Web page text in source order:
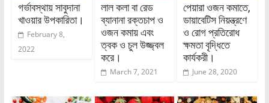
গর্ভাবস্থায় সাবুদানা
খাওয়ার উপকারিতা।
February 8,
2022
লাল কলা বা রেড
ব্যানানা রক্তচাপ ও
ওজন কমায় এবং
ত্বক ও চুল উজ্জ্বল
করে।
March 7, 2021
পেয়ারা ওজন কমাতে,
ডায়াবেটিস নিয়ন্ত্রণে
ও রোগ প্রতিরোধ
ক্ষমতা বৃদ্ধিতে
কার্যকরী।
June 28, 2020